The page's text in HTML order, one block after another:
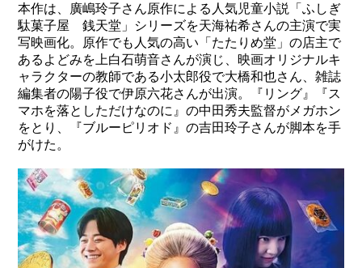
本作は、廣嶋玲子さん原作による人気児童小説「ふしぎ
駄菓子屋 銭天堂」シリーズを天海祐希さんの主演で実
写映画化。原作でも人気の高い「たたりめ堂」の店主で
あるよどみを上白石萌音さんが演じ、映画オリジナルキ
ャラクターの教師である小太郎役で大橋和也さん、雑誌
編集者の陽子役で伊原六花さんが出演。『リング』『ス
マホを落としただけなのに』の中田秀夫監督がメガホン
をとり、『ブルーピリオド』の吉田玲子さんが脚本を手
がけた。